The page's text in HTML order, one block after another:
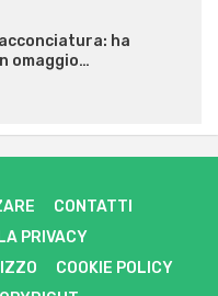
ha
omaggio…
CONTATTI
PRIVACY
COOKIE POLICY